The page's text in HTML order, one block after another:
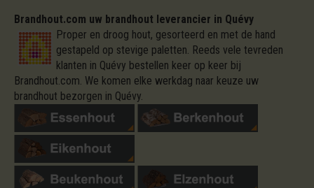
Brandhout.com uw brandhout leverancier in Quévy
Proper en droog hout, gesorteerd en met de hand
gestapeld op stevige paletten. Reeds vele tevreden
klanten in Quévy bestellen keer op keer bij
Brandhout.com. We komen elke werkdag naar keuze uw
brandhout bezorgen in Quévy.